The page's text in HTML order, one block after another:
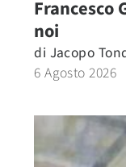
Francesco
noi
di Jacopo
6 Agosto 2026